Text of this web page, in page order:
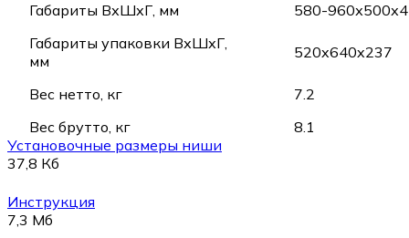
Габариты ВхШхГ, мм
580-
Габариты упаковки ВхШхГ,
мм
520x640x237
Вес нетто, кг
7.2
Вес брутто, кг
8.1
Установочные размеры ниши
37,8 Кб
Инструкция
7,3 Мб